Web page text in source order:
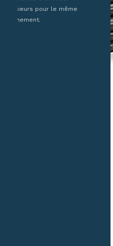
plusieurs pour le même
évènement.